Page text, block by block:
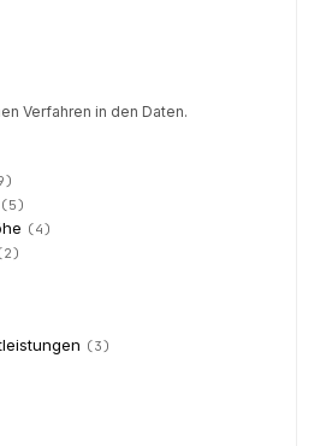
Verfahren in den Daten.
)
(5)
(4)
2)
(3)